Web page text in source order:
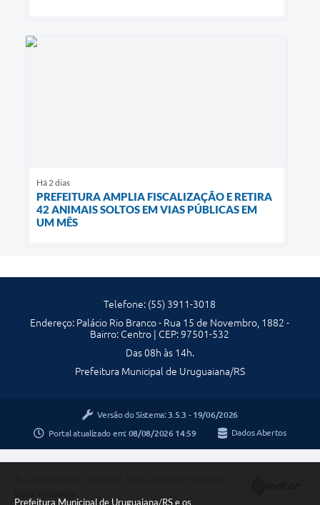
Prefeitura Municipal de Uruguaiana/RS e os
Há 2 dias
PREFEITURA AMPLIA FISCALIZAÇÃO E RETIRA
42 ANIMAIS SOLTOS EM VIAS PÚBLICAS EM
UM MÊS
Telefone: (55) 3911-3018
Endereço: Palácio Rio Branco - Rua 15 de Novembro, 1882 -
Bairro: Centro | CEP: 97501-532
Das 08h às 14h.
Prefeitura Municipal de Uruguaiana/RS
Versão do Sistema: 3.5.3 - 19/06/2026
Portal atualizado em: 08/08/2026 14:59 Dados Abertos